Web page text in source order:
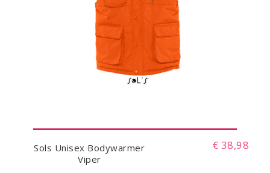
Sols Unisex Bodywarmer
Viper
€ 38,98